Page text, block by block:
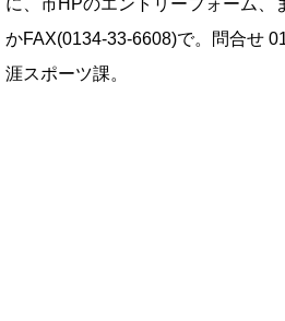
かFAX(0134-33-6608)で。問合せ
涯スポーツ課。